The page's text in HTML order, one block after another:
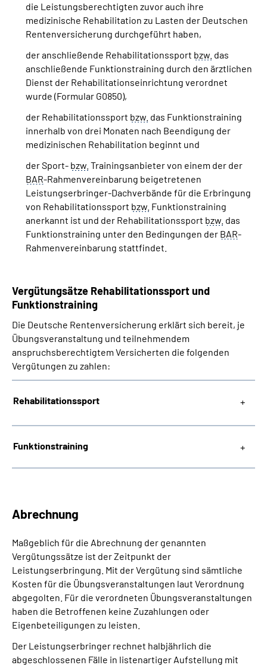
die Leistungsberechtigten zuvor auch ihre
medizinische Rehabilitation zu Lasten der Deutschen
Rentenversicherung durchgeführt haben,
der anschließende Rehabilitationssport bzw. das
anschließende Funktionstraining durch den ärztlichen
Dienst der Rehabilitationseinrichtung verordnet
wurde (Formular G0850),
der Rehabilitationssport bzw. das Funktionstraining
innerhalb von drei Monaten nach Beendigung der
medizinischen Rehabilitation beginnt und
der Sport- bzw. Trainingsanbieter von einem der der
BAR-Rahmenvereinbarung beigetretenen
Leistungserbringer-Dachverbände für die Erbringung
von Rehabilitationssport bzw. Funktionstraining
anerkannt ist und der Rehabilitationssport bzw. das
Funktionstraining unter den Bedingungen der BAR-
Rahmenvereinbarung stattfindet.
Vergütungsätze Rehabilitations­sport und
Funktions­training
Die Deutsche Rentenversicherung erklärt sich bereit, je
Übungsveranstaltung und teilnehmendem
anspruchsberechtigtem Versicherten die folgenden
Vergütungen zu zahlen:
Rehabilitations­sport
Funktionstraining
Abrechnung
Maßgeblich für die Abrechnung der genannten
Vergütungssätze ist der Zeitpunkt der
Leistungserbringung. Mit der Vergütung sind sämtliche
Kosten für die Übungsveranstaltungen laut Verordnung
abgegolten. Für die verordneten Übungsveranstaltungen
haben die Betroffenen keine Zuzahlungen oder
Eigenbeteiligungen zu leisten.
Der Leistungserbringer rechnet halbjährlich die
abgeschlossenen Fälle in listenartiger Aufstellung mit